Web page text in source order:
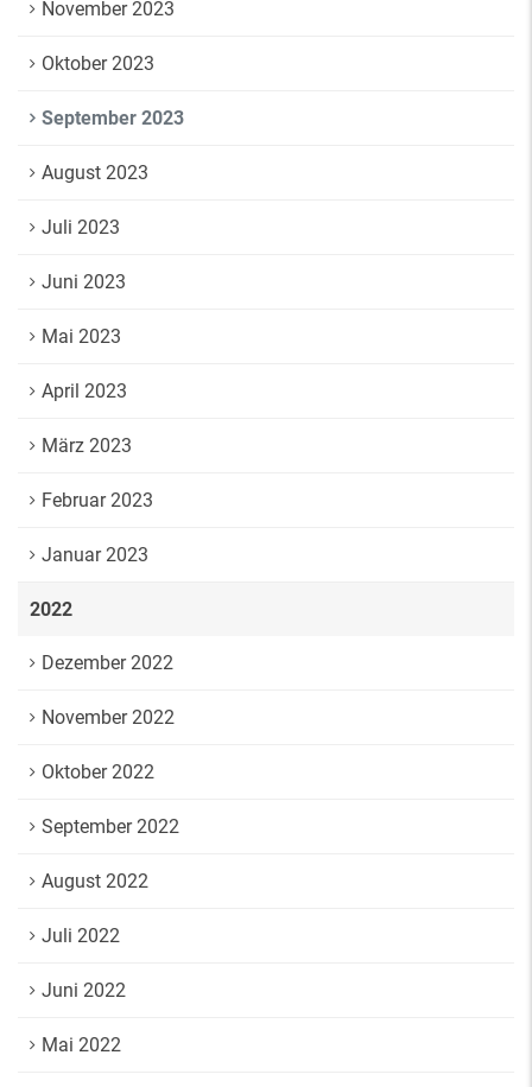
November 2023
Oktober 2023
September 2023
August 2023
Juli 2023
Juni 2023
Mai 2023
April 2023
März 2023
Februar 2023
Januar 2023
2022
Dezember 2022
November 2022
Oktober 2022
September 2022
August 2022
Juli 2022
Juni 2022
Mai 2022